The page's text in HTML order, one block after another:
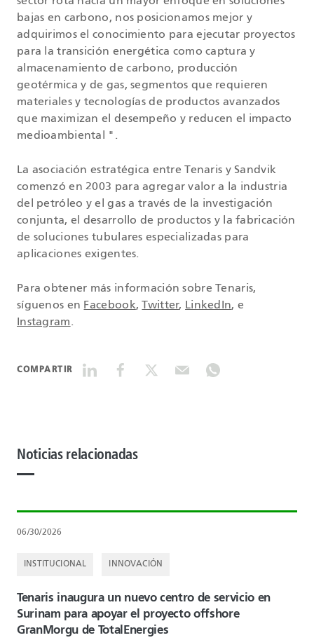
bajas en carbono, nos posicionamos mejor y
adquirimos el conocimiento para ejecutar proyectos
para la transición energética como captura y
almacenamiento de carbono, producción
geotérmica y de gas, segmentos que requieren
materiales y tecnologías de productos avanzados
que maximizan el desempeño y reducen el impacto
medioambiental ".
La asociación estratégica entre Tenaris y Sandvik
comenzó en 2003 para agregar valor a la industria
del petróleo y el gas a través de la investigación
conjunta, el desarrollo de productos y la fabricación
de soluciones tubulares especializadas para
aplicaciones exigentes.
Para obtener más información sobre Tenaris,
síguenos en Facebook, Twitter, LinkedIn, e
Instagram.
COMPARTIR
Noticias relacionadas
06/30/2026
INSTITUCIONAL INNOVACIÓN
Tenaris inaugura un nuevo centro de servicio en
Surinam para apoyar el proyecto offshore
GranMorgu de TotalEnergies